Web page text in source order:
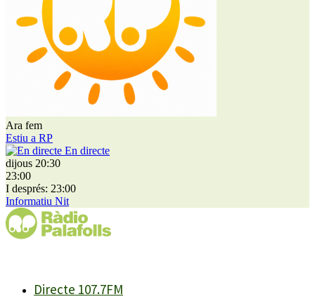
Ara fem
Estiu a RP
En directe
dijous 20:30
23:00
I després: 23:00
Informatiu Nit
Directe 107.7FM